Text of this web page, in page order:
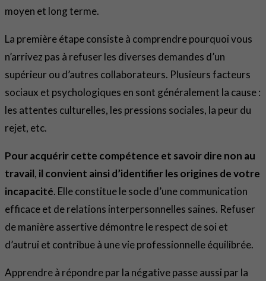
moyen et long terme.
La première étape consiste à comprendre pourquoi vous
n’arrivez pas à refuser les diverses demandes d’un
supérieur ou d’autres collaborateurs. Plusieurs facteurs
sociaux et psychologiques en sont généralement la cause :
les attentes culturelles, les pressions sociales, la peur du
rejet, etc.
Pour acquérir cette compétence et savoir dire non au
travail, il convient ainsi d’identifier les origines de votre
incapacité. Elle constitue le socle d’une communication
efficace et de relations interpersonnelles saines. Refuser
de manière assertive démontre le respect de soi et
d’autrui et contribue à une vie professionnelle équilibrée.
Apprendre à répondre par la négative passe aussi par la